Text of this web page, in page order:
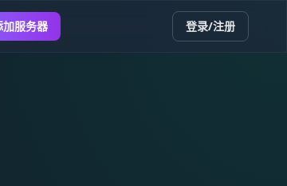
加服务器 登录/注册